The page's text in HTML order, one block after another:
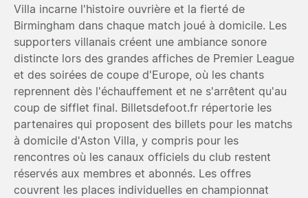
Villa incarne l'histoire ouvrière et la fierté de
Birmingham dans chaque match joué à domicile. Les
supporters villanais créent une ambiance sonore
distincte lors des grandes affiches de Premier League
et des soirées de coupe d'Europe, où les chants
reprennent dès l'échauffement et ne s'arrêtent qu'au
coup de sifflet final. Billetsdefoot.fr répertorie les
partenaires qui proposent des billets pour les matchs
à domicile d'Aston Villa, y compris pour les
rencontres où les canaux officiels du club restent
réservés aux membres et abonnés. Les offres
couvrent les places individuelles en championnat